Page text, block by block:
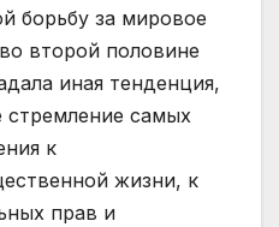
борьбу за мировое
второй половине
иная тенденция,
самых
к
жизни, к
прав и